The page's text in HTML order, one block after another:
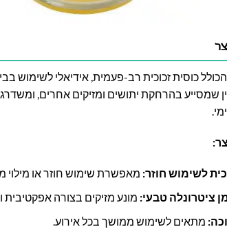
הכולל כוסית זכוכית רב-פעמית, אידיאלי לשימוש
שמסייע בהרחקת יתושים ומזיקים אחרים,
לשימוש חוזר: מאפשרת שימוש חוזר או
ציטרונלה טבעי: מונע מזיקים בצורה אפקטיבית
מתאים לשימוש ממושך בכל אירוע.